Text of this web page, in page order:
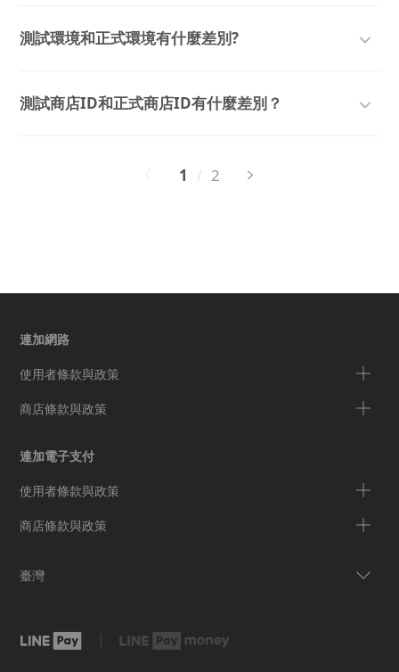
測試環境和正式環境有什麼差別?
測試商店ID和正式商店ID有什麼差別？
1 / 2
連加網路
使用者條款與政策
商店條款與政策
連加電子支付
使用者條款與政策
商店條款與政策
臺灣